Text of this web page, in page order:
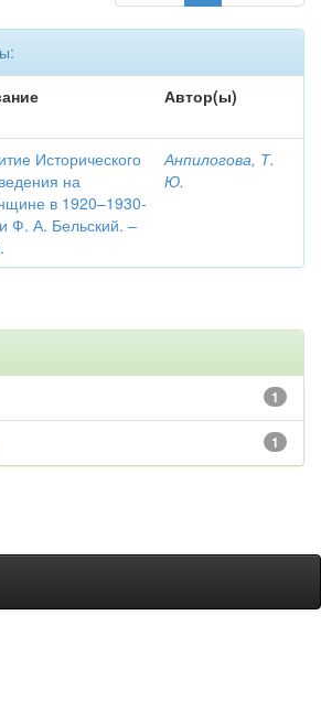
Автор(ы)
Исторического
на
в 1920–1930-
Ф. А. Бельский. –
Анпилогова, Т.
Ю.
1
1